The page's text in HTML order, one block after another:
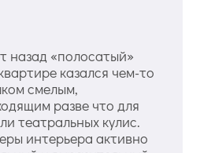
назад «полосатый»
казался чем-то
смелым,
разве что для
театральных кулис.
интерьера активно